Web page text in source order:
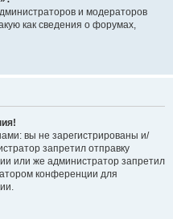
и модераторов
как сведения о форумах,
вы не зарегистрированы и/
запретил отправку
или же администратор запретил
конференции для